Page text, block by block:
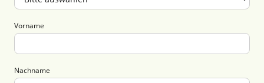
Vorname
Nachname